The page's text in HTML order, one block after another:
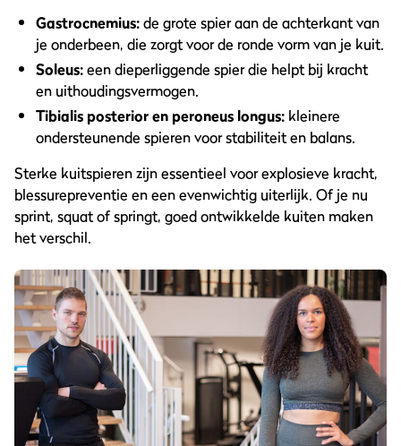
Gastrocnemius:de grote spier aan de achterkant van
je onderbeen, die zorgt voor de ronde vorm van je kuit.
Soleus:een dieperliggende spier die helpt bij kracht
en uithoudingsvermogen.
Tibialis posterior en peroneus longus: kleinere
ondersteunende spieren voor stabiliteit en balans.
Sterke kuitspieren zijn essentieel voor explosieve kracht,
blessurepreventie en een evenwichtig uiterlijk. Of je nu
sprint, squat of springt, goed ontwikkelde kuiten maken
het verschil.